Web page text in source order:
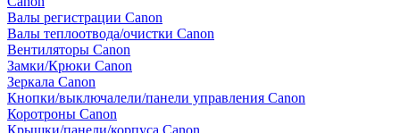
Валы регистрации Canon
Валы теплоотвода/очистки Canon
Вентиляторы Canon
Замки/Крюки Canon
Зеркала Canon
Кнопки/выключалели/панели управления Canon
Коротроны Canon
Крышки/панели/корпуса Canon